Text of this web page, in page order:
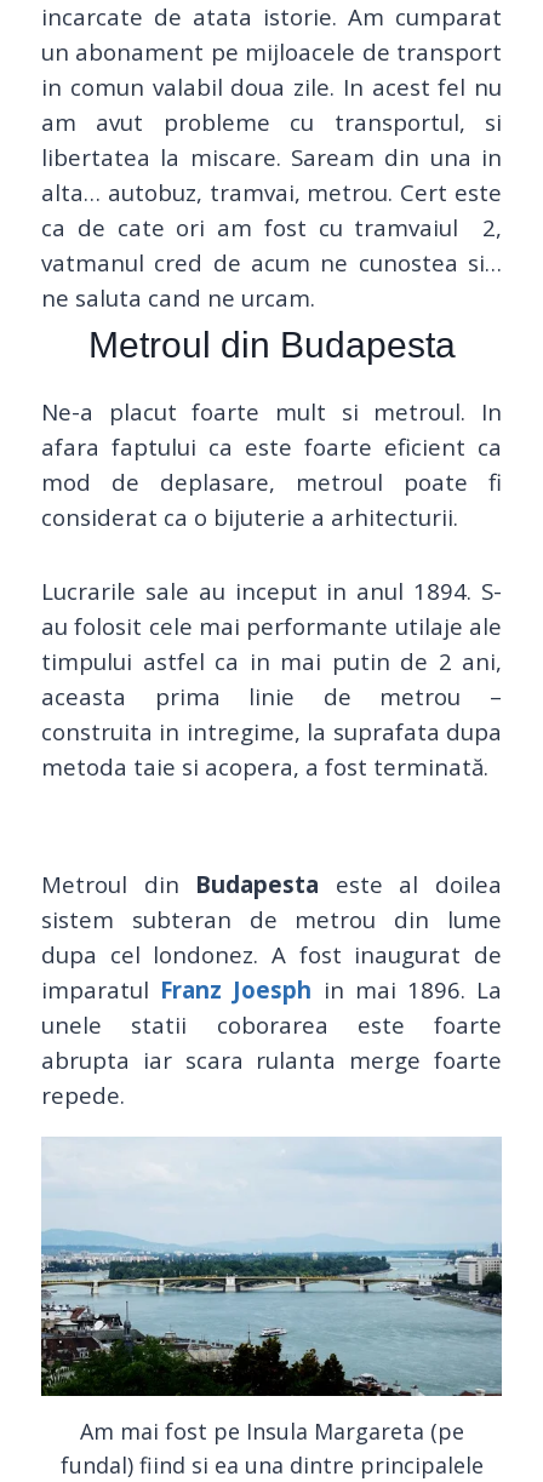
incarcate de atata istorie. Am cumparat
un abonament pe mijloacele de transport
in comun valabil doua zile. In acest fel nu
am avut probleme cu transportul, si
libertatea la miscare. Saream din una in
alta… autobuz, tramvai, metrou. Cert este
ca de cate ori am fost cu tramvaiul 2,
vatmanul cred de acum ne cunostea si…
ne saluta cand ne urcam.
Metroul din Budapesta
Ne-a placut foarte mult si metroul. In
afara faptului ca este foarte eficient ca
mod de deplasare, metroul poate fi
considerat ca o bijuterie a arhitecturii.
Lucrarile sale au inceput in anul 1894. S-
au folosit cele mai performante utilaje ale
timpului astfel ca in mai putin de 2 ani,
aceasta prima linie de metrou –
construita in intregime, la suprafata dupa
metoda taie si acopera, a fost terminată.
Metroul din Budapesta este al doilea
sistem subteran de metrou din lume
dupa cel londonez. A fost inaugurat de
imparatul Franz Joesph in mai 1896. La
unele statii coborarea este foarte
abrupta iar scara rulanta merge foarte
repede.
Am mai fost pe Insula Margareta (pe
fundal) fiind si ea una dintre principalele